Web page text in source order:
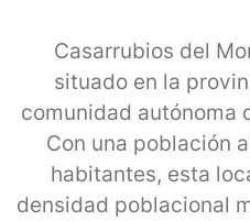
Casarrubios del
situado en la
comunidad autónoma
Con una población
habitantes, esta
densidad poblacional